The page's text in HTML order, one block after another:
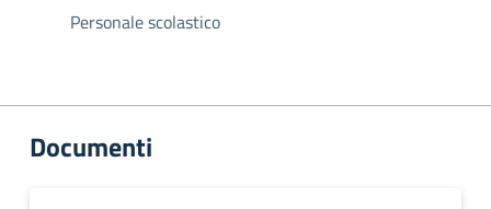
Personale scolastico
Documenti